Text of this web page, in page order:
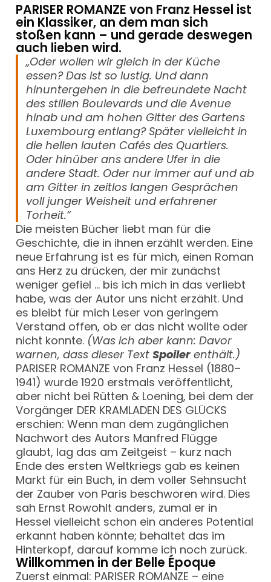
PARISER ROMANZE von Franz Hessel ist
ein Klassiker, an dem man sich
stoßen kann – und gerade deswegen
auch lieben wird.
„Oder wollen wir gleich in der Küche
essen? Das ist so lustig. Und dann
hinuntergehen in die befreundete Nacht
des stillen Boulevards und die Avenue
hinab und am hohen Gitter des Gartens
Luxembourg entlang? Später vielleicht in
die hellen lauten Cafés des Quartiers.
Oder hinüber ans andere Ufer in die
andere Stadt. Oder nur immer auf und ab
am Gitter in zeitlos langen Gesprächen
voll junger Weisheit und erfahrener
Torheit.“
Die meisten Bücher liebt man für die
Geschichte, die in ihnen erzählt werden. Eine
neue Erfahrung ist es für mich, einen Roman
ans Herz zu drücken, der mir zunächst
weniger gefiel … bis ich mich in das verliebt
habe, was der Autor uns nicht erzählt. Und
es bleibt für mich Leser von geringem
Verstand offen, ob er das nicht wollte oder
nicht konnte. (Was ich aber kann: Davor
warnen, dass dieser TextSpoiler enthält.)
PARISER ROMANZE von Franz Hessel (1880–
1941) wurde 1920 erstmals veröffentlicht,
aber nicht bei Rütten & Loening, bei dem der
Vorgänger DER KRAMLADEN DES GLÜCKS
erschien: Wenn man dem zugänglichen
Nachwort des Autors Manfred Flügge
glaubt, lag das am Zeitgeist – kurz nach
Ende des ersten Weltkriegs gab es keinen
Markt für ein Buch, in dem voller Sehnsucht
der Zauber von Paris beschworen wird. Dies
sah Ernst Rowohlt anders, zumal er in
Hessel vielleicht schon ein anderes Potential
erkannt haben könnte; behaltet das im
Hinterkopf, darauf komme ich noch zurück.
Willkommen in der Belle Époque
Zuerst einmal: PARISER ROMANZE – eine